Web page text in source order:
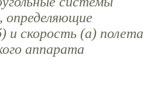
определяющие
и скорость (а) полета
аппарата